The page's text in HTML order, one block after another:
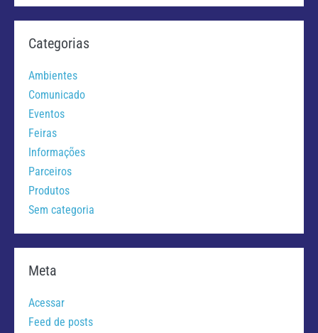
Categorias
Ambientes
Comunicado
Eventos
Feiras
Informações
Parceiros
Produtos
Sem categoria
Meta
Acessar
Feed de posts